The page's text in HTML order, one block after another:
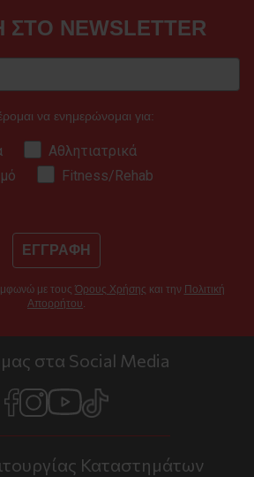
NEWSLETTER
να ενημερώνομαι για:
Αθλητιατρικά
Fitness/Rehab
ΕΓΓΡΑΦΗ
με τους Όρους Χρήσης και την Πολιτική
Απορρήτου.
μας στα Social Media
Καταστημάτων